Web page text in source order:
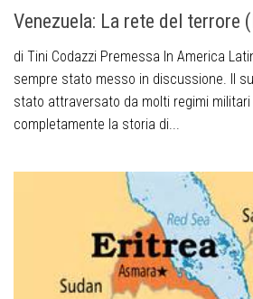
Venezuela: La rete del terrore
di Tini Codazzi Premessa In America
sempre stato messo in discussione. Il
stato attraversato da molti regimi
completamente la storia di...